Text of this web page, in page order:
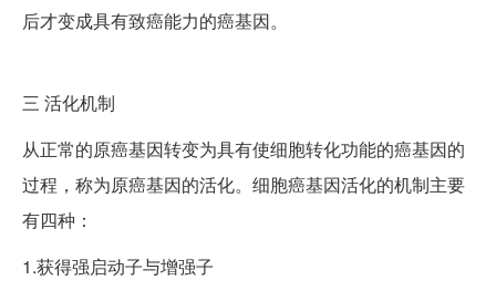
后才变成具有致癌能力的癌基因。
三 活化机制
从正常的原癌基因转变为具有使细胞转化功能的癌基因的
过程，称为原癌基因的活化。细胞癌基因活化的机制主要
有四种：
1.获得强启动子与增强子